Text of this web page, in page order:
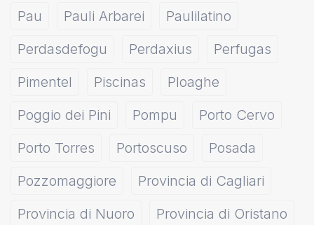
Pau
Pauli Arbarei
Paulilatino
Perdasdefogu
Perdaxius
Perfugas
Pimentel
Piscinas
Ploaghe
Poggio dei Pini
Pompu
Porto Cervo
Porto Torres
Portoscuso
Posada
Pozzomaggiore
Provincia di Cagliari
Provincia di Nuoro
Provincia di Oristano